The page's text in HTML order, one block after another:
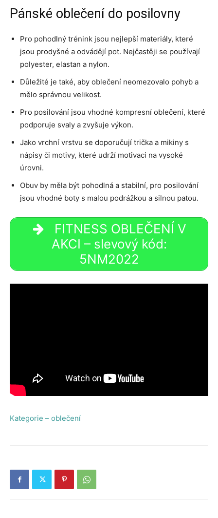
Pánské oblečení do posilovny
Pro pohodlný trénink jsou nejlepší materiály, které
jsou prodyšné a odvádějí pot. Nejčastěji se používají
polyester, elastan a nylon.
Důležité je také, aby oblečení neomezovalo pohyb a
mělo správnou velikost.
Pro posilování jsou vhodné kompresní oblečení, které
podporuje svaly a zvyšuje výkon.
Jako vrchní vrstvu se doporučují trička a mikiny s
nápisy či motivy, které udrží motivaci na vysoké
úrovni.
Obuv by měla být pohodlná a stabilní, pro posilování
jsou vhodné boty s malou podrážkou a silnou patou.
FITNESS OBLEČENÍ V
AKCI – slevový kód:
5NM2022
Kategorie – oblečení